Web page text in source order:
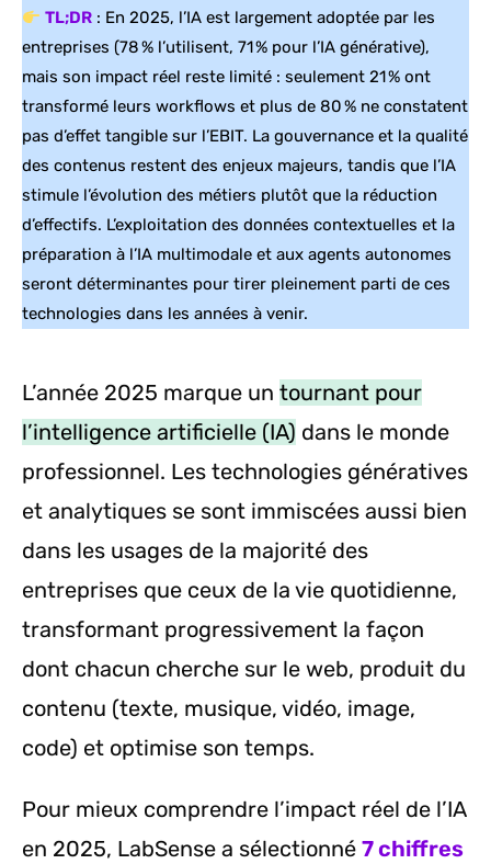
TL;DR : En 2025, l’IA est largement adoptée par les
entreprises (78 % l’utilisent, 71 % pour l’IA générative),
mais son impact réel reste limité : seulement 21 % ont
transformé leurs workflows et plus de 80 % ne constatent
pas d’effet tangible sur l’EBIT. La gouvernance et la qualité
des contenus restent des enjeux majeurs, tandis que l’IA
stimule l’évolution des métiers plutôt que la réduction
d’effectifs. L’exploitation des données contextuelles et la
préparation à l’IA multimodale et aux agents autonomes
seront déterminantes pour tirer pleinement parti de ces
technologies dans les années à venir.
L’année 2025 marque un tournant pour
l’intelligence artificielle (IA) dans le monde
professionnel. Les technologies génératives
et analytiques se sont immiscées aussi bien
dans les usages de la majorité des
entreprises que ceux de la vie quotidienne,
transformant progressivement la façon
dont chacun cherche sur le web, produit du
contenu (texte, musique, vidéo, image,
code) et optimise son temps.
Pour mieux comprendre l’impact réel de l’IA
en 2025, LabSense a sélectionné 7 chiffres